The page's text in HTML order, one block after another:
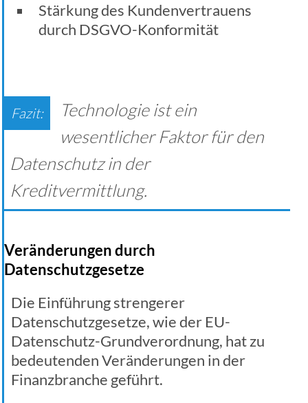
Stärkung des Kundenvertrauens
durch DSGVO-Konformität
Technologie ist ein
wesentlicher Faktor für den
Datenschutz in der
Kreditvermittlung.
Veränderungen durch
Datenschutzgesetze
Die Einführung strengerer
Datenschutzgesetze, wie der EU-
Datenschutz-Grundverordnung, hat zu
bedeutenden Veränderungen in der
Finanzbranche geführt.